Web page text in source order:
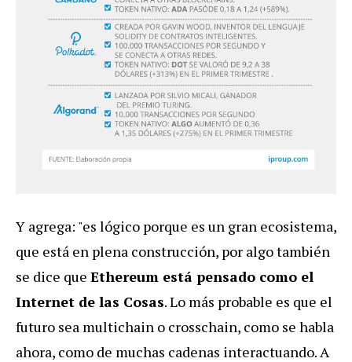
Y agrega: "es lógico porque es un gran ecosistema,
que está en plena construcción, por algo también
se dice que Ethereum está pensado como el
Internet de las Cosas. Lo más probable es que el
futuro sea multichain o crosschain, como se habla
ahora, como de muchas cadenas interactuando. A